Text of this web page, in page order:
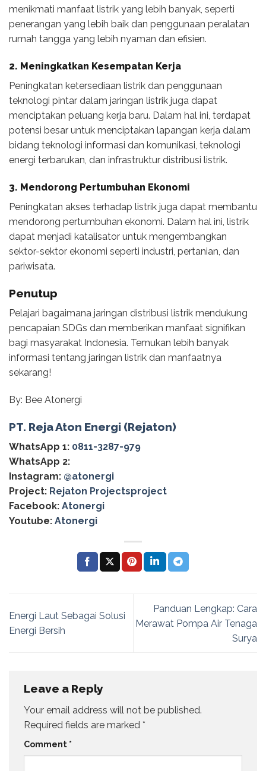
menikmati manfaat listrik yang lebih banyak, seperti
penerangan yang lebih baik dan penggunaan peralatan
rumah tangga yang lebih nyaman dan efisien.
2. Meningkatkan Kesempatan Kerja
Peningkatan ketersediaan listrik dan penggunaan
teknologi pintar dalam jaringan listrik juga dapat
menciptakan peluang kerja baru. Dalam hal ini, terdapat
potensi besar untuk menciptakan lapangan kerja dalam
bidang teknologi informasi dan komunikasi, teknologi
energi terbarukan, dan infrastruktur distribusi listrik.
3. Mendorong Pertumbuhan Ekonomi
Peningkatan akses terhadap listrik juga dapat membantu
mendorong pertumbuhan ekonomi. Dalam hal ini, listrik
dapat menjadi katalisator untuk mengembangkan
sektor-sektor ekonomi seperti industri, pertanian, dan
pariwisata.
Penutup
Pelajari bagaimana jaringan distribusi listrik mendukung
pencapaian SDGs dan memberikan manfaat signifikan
bagi masyarakat Indonesia. Temukan lebih banyak
informasi tentang jaringan listrik dan manfaatnya
sekarang!
By: Bee Atonergi
PT. Reja Aton Energi (Rejaton)
WhatsApp 1: 0811-3287-979
WhatsApp 2:
Instagram: @‌atonergi
Project: Rejaton Projectsproject
Facebook: Atonergi
Youtube: Atonergi
Energi Laut Sebagai Solusi
Energi Bersih
Panduan Lengkap: Cara
Merawat Pompa Air Tenaga
Surya
Leave a Reply
Your email address will not be published.
Required fields are marked *
Comment *